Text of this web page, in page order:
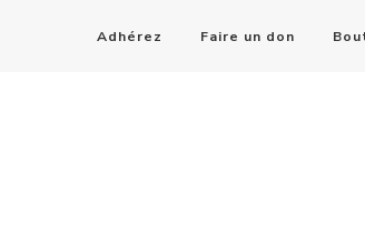
Adhérez Faire un don